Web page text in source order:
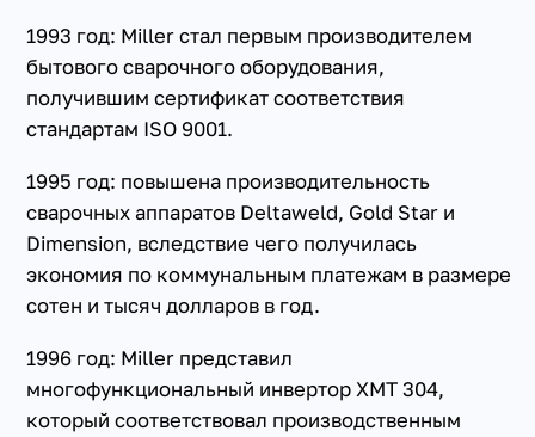
1993 год: Miller стал первым производителем
бытового сварочного оборудования,
получившим сертификат соответствия
стандартам ISO 9001.
1995 год: повышена производительность
сварочных аппаратов Deltaweld, Gold Star и
Dimension, вследствие чего получилась
экономия по коммунальным платежам в размере
сотен и тысяч долларов в год.
1996 год: Miller представил
многофункциональный инвертор XMT 304,
который соответствовал производственным